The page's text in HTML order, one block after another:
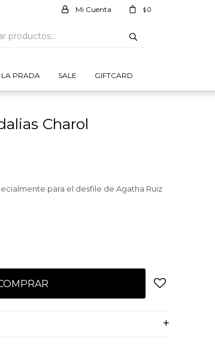
LA PRADA SALE GIFTCARD
$0
Charol
para el desfile de Agatha Ruiz